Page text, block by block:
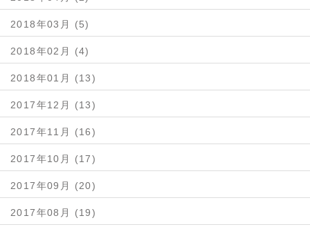
2018年03月 (5)
2018年02月 (4)
2018年01月 (13)
2017年12月 (13)
2017年11月 (16)
2017年10月 (17)
2017年09月 (20)
2017年08月 (19)